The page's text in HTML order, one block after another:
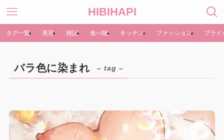
HIBIHAPI
タグ一覧 美容 雑記 食べ物 キッチン ファッション プライ
バラ色に染まれ – tag –